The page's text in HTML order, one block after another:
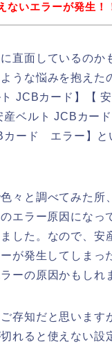
ないエラーが発生！
直面しているのか
うな悩みを抱えた
JCBカード】【
ベルト JCBカー
カード エラー】と
々と調べてみた所
エラー原因になっ
した。なので、安
が発生してしまっ
ーの原因かもしれ
存知だと思います
れると使えない設